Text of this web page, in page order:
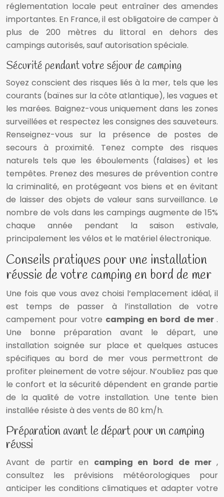
réglementation locale peut entraîner des amendes
importantes. En France, il est obligatoire de camper à
plus de 200 mètres du littoral en dehors des
campings autorisés, sauf autorisation spéciale.
Sécurité pendant votre séjour de camping
Soyez conscient des risques liés à la mer, tels que les
courants (baïnes sur la côte atlantique), les vagues et
les marées. Baignez-vous uniquement dans les zones
surveillées et respectez les consignes des sauveteurs.
Renseignez-vous sur la présence de postes de
secours à proximité. Tenez compte des risques
naturels tels que les éboulements (falaises) et les
tempêtes. Prenez des mesures de prévention contre
la criminalité, en protégeant vos biens et en évitant
de laisser des objets de valeur sans surveillance. Le
nombre de vols dans les campings augmente de 15%
chaque année pendant la saison estivale,
principalement les vélos et le matériel électronique.
Conseils pratiques pour une installation
réussie de votre camping en bord de mer
Une fois que vous avez choisi l’emplacement idéal, il
est temps de passer à l’installation de votre
campement pour votre camping en bord de mer .
Une bonne préparation avant le départ, une
installation soignée sur place et quelques astuces
spécifiques au bord de mer vous permettront de
profiter pleinement de votre séjour. N’oubliez pas que
le confort et la sécurité dépendent en grande partie
de la qualité de votre installation. Une tente bien
installée résiste à des vents de 80 km/h.
Préparation avant le départ pour un camping
réussi
Avant de partir en camping en bord de mer,
consultez les prévisions météorologiques pour
anticiper les conditions climatiques et adapter votre